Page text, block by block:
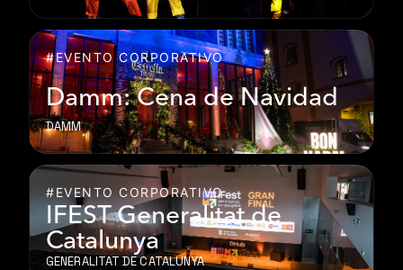
#EVENTO CORPORATIVO
Damm: Cena de Navidad
DAMM
#EVENTO CORPORATIVO
IFEST Generalitat de
Catalunya
GENERALITAT DE CATALUNYA